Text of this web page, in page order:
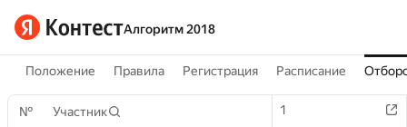
Алгоритм 2018
Положение Правила Регистрация Расписание
№ Участник 1
№ Участник 1